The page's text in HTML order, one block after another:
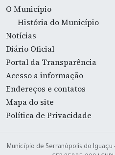
O Município
História do Município
Notícias
Diário Oficial
Portal da Transparência
Acesso a informação
Endereços e contatos
Mapa do site
Política de Privacidade
Município de Serranópolis do Iguaçu